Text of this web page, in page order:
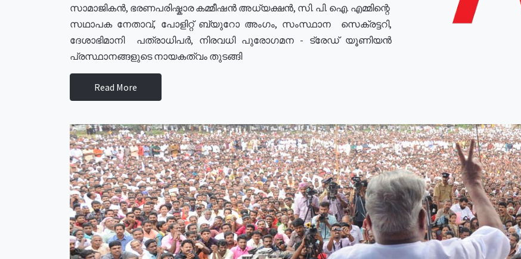
സാമാജികൻ, ഭരണപരിഷ്കാര കമ്മീഷൻ അധ്യക്ഷൻ, സി. പി. ഐ. എമ്മിന്റെ
സഥാപക നേതാവ്, പോളിറ്റ് ബ്യുറോ അംഗം, സംസ്ഥാന സെക്രട്ടറി,
ദേശാഭിമാനി പത്രാധിപർ, നിരവധി പുരോഗമന - ട്രേഡ് യൂണിയൻ
പ്രസ്ഥാനങ്ങളുടെ നായകത്വം തുടങ്ങി
Read More